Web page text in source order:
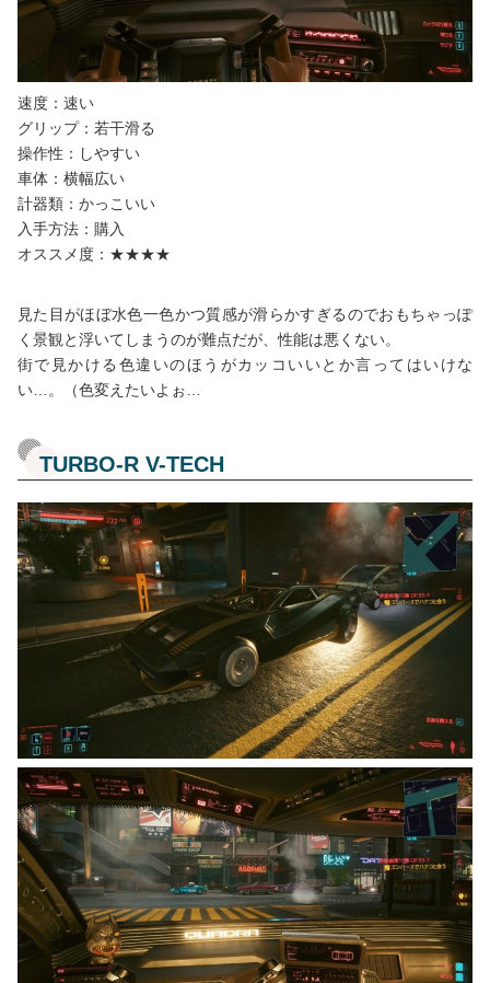
速度：速い
グリップ：若干滑る
操作性：しやすい
車体：横幅広い
計器類：かっこいい
入手方法：購入
オススメ度：★★★★
見た目がほぼ水色一色かつ質感が滑らかすぎるのでおもちゃっぽ
く景観と浮いてしまうのが難点だが、性能は悪くない。
街で見かける色違いのほうがカッコいいとか言ってはいけな
い…。（色変えたいよぉ…
TURBO-R V-TECH